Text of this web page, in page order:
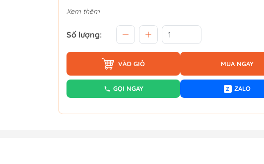
Xem thêm
Số lượng:
VÀO GIỎ MUA NGAY
GỌI NGAY Z ZALO